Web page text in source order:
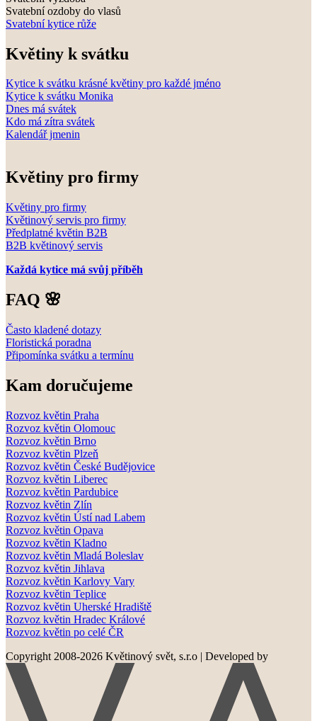
Svatební ozdoby do vlasů
Svatební kytice růže
Květiny k svátku
Kytice k svátku krásné květiny pro každé jméno
Kytice k svátku Monika
Dnes má svátek
Kdo má zítra svátek
Kalendář jmenin
Květiny pro firmy
Květiny pro firmy
Květinový servis pro firmy
Předplatné květin B2B
B2B květinový servis
Každá kytice má svůj příběh
FAQ 🌸
Často kladené dotazy
Floristická poradna
Připomínka svátku a termínu
Kam doručujeme
Rozvoz květin Praha
Rozvoz květin Olomouc
Rozvoz květin Brno
Rozvoz květin Plzeň
Rozvoz květin České Budějovice
Rozvoz květin Liberec
Rozvoz květin Pardubice
Rozvoz květin Zlín
Rozvoz květin Ústí nad Labem
Rozvoz květin Opava
Rozvoz květin Kladno
Rozvoz květin Mladá Boleslav
Rozvoz květin Jihlava
Rozvoz květin Karlovy Vary
Rozvoz květin Teplice
Rozvoz květin Uherské Hradiště
Rozvoz květin Hradec Králové
Rozvoz květin po celé ČR
Copyright 2008-2026 Květinový svět, s.r.o | Developed by